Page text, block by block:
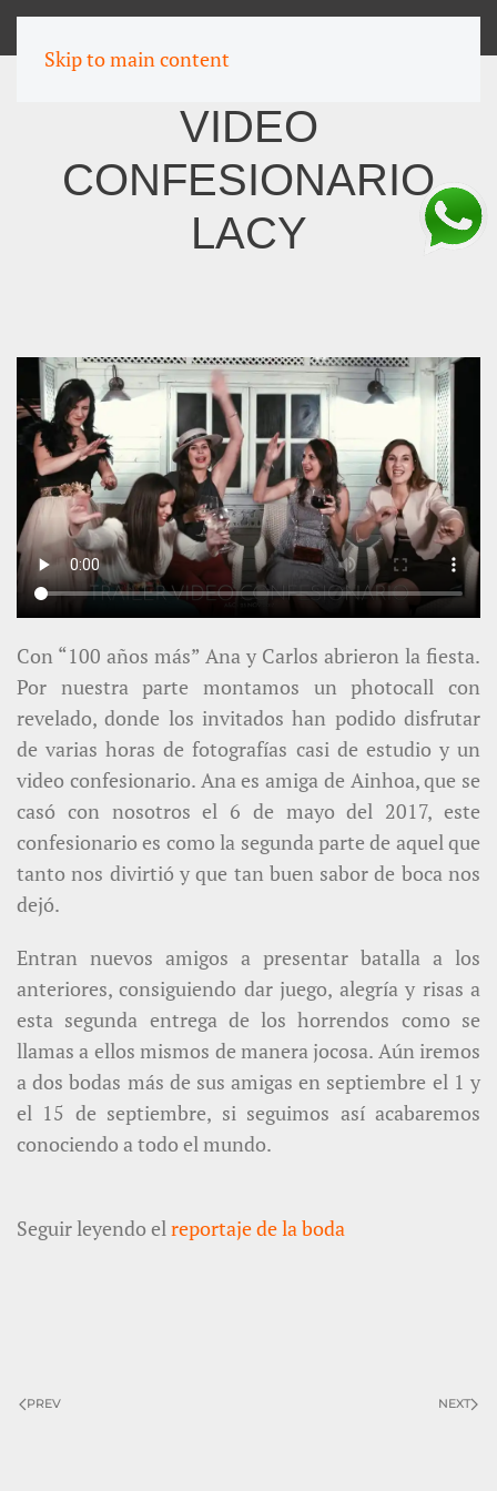
Skip to main content
VIDEO
CONFESIONARIO
LACY
Con “100 años más” Ana y Carlos abrieron la fiesta.
Por nuestra parte montamos un photocall con
revelado, donde los invitados han podido disfrutar
de varias horas de fotografías casi de estudio y un
video confesionario. Ana es amiga de Ainhoa, que se
casó con nosotros el 6 de mayo del 2017, este
confesionario es como la segunda parte de aquel que
tanto nos divirtió y que tan buen sabor de boca nos
dejó.
Entran nuevos amigos a presentar batalla a los
anteriores, consiguiendo dar juego, alegría y risas a
esta segunda entrega de los horrendos como se
llamas a ellos mismos de manera jocosa. Aún iremos
a dos bodas más de sus amigas en septiembre el 1 y
el 15 de septiembre, si seguimos así acabaremos
conociendo a todo el mundo.
Seguir leyendo elreportaje de la boda
PREV NEXT